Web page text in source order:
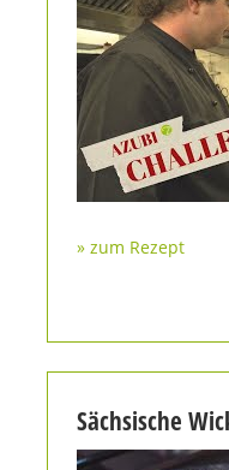
» zum Rezept